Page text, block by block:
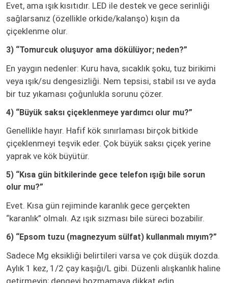
Evet, ama ışık kısıtıdır. LED ile destek ve gece serinliği
sağlarsanız (özellikle orkide/kalanşo) kışın da
çiçeklenme olur.
3) “Tomurcuk oluşuyor ama dökülüyor; neden?”
En yaygın nedenler: Kuru hava, sıcaklık şoku, tuz birikimi
veya ışık/su dengesizliği. Nem tepsisi, stabil ısı ve ayda
bir tuz yıkaması çoğunlukla sorunu çözer.
4) “Büyük saksı çiçeklenmeye yardımcı olur mu?”
Genellikle hayır. Hafif kök sınırlaması birçok bitkide
çiçeklenmeyi teşvik eder. Çok büyük saksı çiçek yerine
yaprak ve kök büyütür.
5) “Kısa gün bitkilerinde gece telefon ışığı bile sorun
olur mu?”
Evet. Kısa gün rejiminde karanlık gece gerçekten
“karanlık” olmalı. Az ışık sızması bile süreci bozabilir.
6) “Epsom tuzu (magnezyum sülfat) kullanmalı mıyım?”
Sadece Mg eksikliği belirtileri varsa ve çok düşük dozda.
Aylık 1 kez, 1/2 çay kaşığı/L gibi. Düzenli alışkanlık haline
getirmeyin; dengeyi bozmamaya dikkat edin.